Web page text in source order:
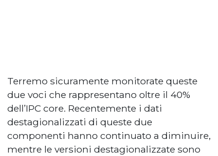
Terremo sicuramente monitorate queste
due voci che rappresentano oltre il 40%
dell’IPC core. Recentemente i dati
destagionalizzati di queste due
componenti hanno continuato a diminuire,
mentre le versioni destagionalizzate sono